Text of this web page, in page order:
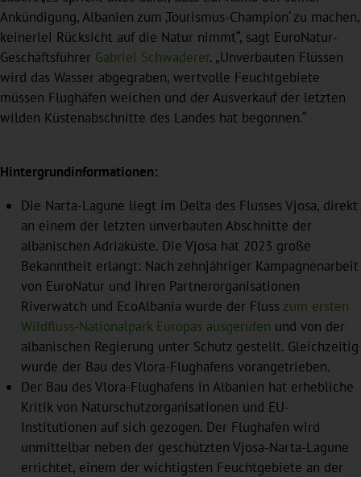
Ankündigung, Albanien zum ‚Tourismus-Champion‘ zu machen,
keinerlei Rücksicht auf die Natur nimmt“, sagt EuroNatur-
Geschäftsführer Gabriel Schwaderer. „Unverbauten Flüssen
wird das Wasser abgegraben, wertvolle Feuchtgebiete
müssen Flughäfen weichen und der Ausverkauf der letzten
wilden Küstenabschnitte des Landes hat begonnen.“
Hintergrundinformationen:
Die Narta-Lagune liegt im Delta des Flusses Vjosa, direkt
an einem der letzten unverbauten Abschnitte der
albanischen Adriaküste. Die Vjosa hat 2023 große
Bekanntheit erlangt: Nach zehnjähriger Kampagnenarbeit
von EuroNatur und ihren Partnerorganisationen
Riverwatch und EcoAlbania wurde der Fluss zum ersten
Wildfluss-Nationalpark Europas ausgerufen und von der
albanischen Regierung unter Schutz gestellt. Gleichzeitig
wurde der Bau des Vlora-Flughafens vorangetrieben.
Der Bau des Vlora-Flughafens in Albanien hat erhebliche
Kritik von Naturschutzorganisationen und EU-
Institutionen auf sich gezogen. Der Flughafen wird
unmittelbar neben der geschützten Vjosa-Narta-Lagune
errichtet, einem der wichtigsten Feuchtgebiete an der